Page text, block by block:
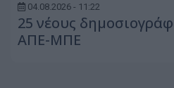
04.08.2026 - 11:22
25 νέους
ΑΠΕ-ΜΠΕ